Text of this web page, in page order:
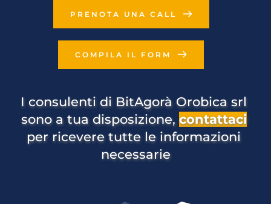
PRENOTA UNA CALL
COMPILA IL FORM
I consulenti di BitAgorà Orobica srl
sono a tua disposizione, contattaci
per ricevere tutte le informazioni
necessarie